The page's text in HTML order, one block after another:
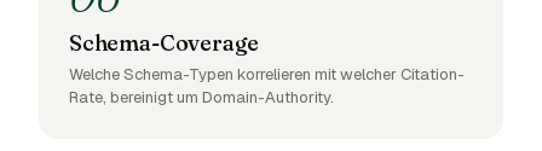
Schema-Coverage
Welche Schema-Typen korrelieren mit welcher Citation-
Rate, bereinigt um Domain-Authority.